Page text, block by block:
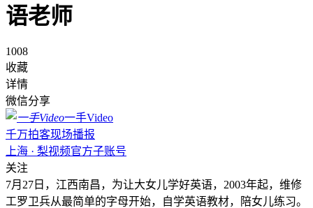
语老师
1008
收藏
详情
微信分享
一手Video
千万拍客现场播报
上海 · 梨视频官方子账号
关注
7月27日，江西南昌，为让大女儿学好英语，2003年起，维修
工罗卫兵从最简单的字母开始，自学英语教材，陪女儿练习。